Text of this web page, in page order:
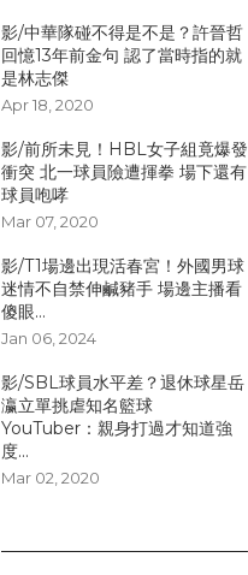
影/中華隊碰不得是不是？許晉哲
回憶13年前金句 認了當時指的就
是林志傑
Apr 18, 2020
影/前所未見！HBL女子組竟爆發
衝突 北一球員險遭揮拳 場下還有
球員咆哮
Mar 07, 2020
影/T1場邊出現活春宮！外國男球
迷情不自禁伸鹹豬手 場邊主播看
傻眼...
Jan 06, 2024
影/SBL球員水平差？退休球星岳
瀛立單挑虐知名籃球
YouTuber：親身打過才知道強
度...
Mar 02, 2020